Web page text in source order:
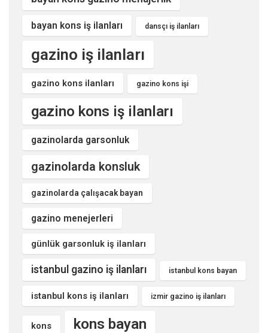
bayan kons iş ilanları dansçı iş ilanları
gazino iş ilanları
gazino kons ilanları gazino kons işi
gazino kons iş ilanları
gazinolarda garsonluk
gazinolarda konsluk
gazinolarda çalışacak bayan
gazino menejerleri
günlük garsonluk iş ilanları
istanbul gazino iş ilanları istanbul kons bayan
istanbul kons iş ilanları izmir gazino iş ilanları
kons kons bayan